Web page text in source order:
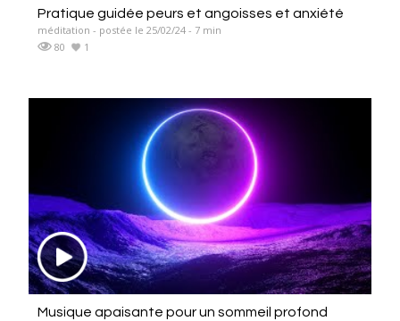
Pratique guidée peurs et angoisses et anxiété
méditation - postée le 25/02/24 - 7 min
80
1
Musique apaisante pour un sommeil profond